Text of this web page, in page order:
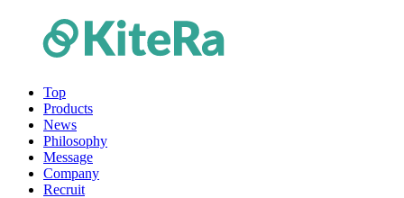
Top
Products
News
Philosophy
Message
Company
Recruit